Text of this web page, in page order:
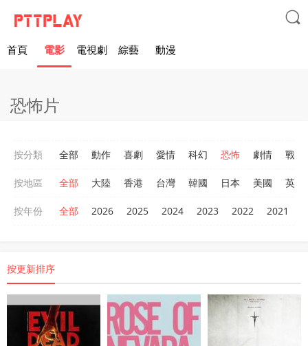

首頁 電影 電視劇 綜藝 動漫
恐怖片
按分類 全部 動作 喜劇 愛情 科幻 恐怖 劇情 戰爭
按地區 全部 大陸 香港 台灣 韓國 日本 美國 英國
按年份 全部 2026 2025 2024 2023 2022 2021
按更新排序